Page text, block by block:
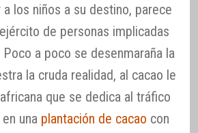
los niños a su destino, parece
de personas implicadas
a poco se desenmaraña la
la cruda realidad, al cacao le
que se dedica al tráfico
una plantación de cacao con